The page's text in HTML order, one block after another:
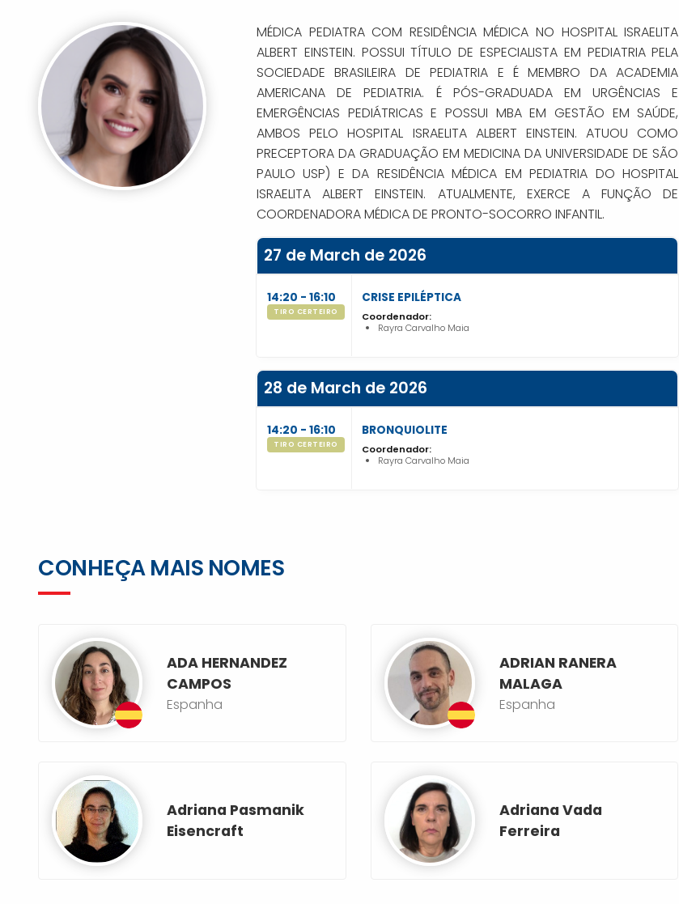
MÉDICA PEDIATRA COM RESIDÊNCIA MÉDICA NO HOSPITAL ISRAELITA
ALBERT EINSTEIN. POSSUI TÍTULO DE ESPECIALISTA EM PEDIATRIA PELA
SOCIEDADE BRASILEIRA DE PEDIATRIA E É MEMBRO DA ACADEMIA
AMERICANA DE PEDIATRIA. É PÓS-GRADUADA EM URGÊNCIAS E
EMERGÊNCIAS PEDIÁTRICAS E POSSUI MBA EM GESTÃO EM SAÚDE,
AMBOS PELO HOSPITAL ISRAELITA ALBERT EINSTEIN. ATUOU COMO
PRECEPTORA DA GRADUAÇÃO EM MEDICINA DA UNIVERSIDADE DE SÃO
PAULO USP) E DA RESIDÊNCIA MÉDICA EM PEDIATRIA DO HOSPITAL
ISRAELITA ALBERT EINSTEIN. ATUALMENTE, EXERCE A FUNÇÃO DE
COORDENADORA MÉDICA DE PRONTO-SOCORRO INFANTIL.
27 de March de 2026
14:20 - 16:10
TIRO CERTEIRO
CRISE EPILÉPTICA
Coordenador:
Rayra Carvalho Maia
28 de March de 2026
14:20 - 16:10
TIRO CERTEIRO
BRONQUIOLITE
Coordenador:
Rayra Carvalho Maia
CONHEÇA MAIS NOMES
ADA HERNANDEZ
CAMPOS
Espanha
ADRIAN RANERA
MALAGA
Espanha
Adriana Pasmanik
Eisencraft
Adriana Vada
Ferreira